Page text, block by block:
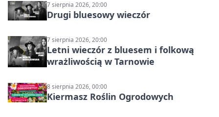
7 sierpnia 2026, 20:00
Drugi bluesowy wieczór
7 sierpnia 2026, 20:00
Letni wieczór z bluesem i folkową
wrażliwością w Tarnowie
8 sierpnia 2026, 00:00
Kiermasz Roślin Ogrodowych